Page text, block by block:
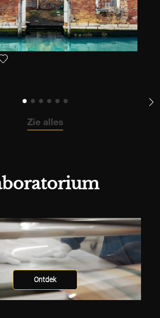
Zie alles
Ontdek